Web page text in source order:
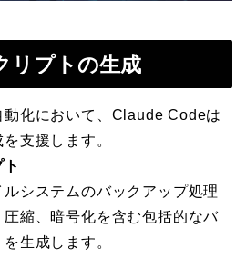
リプトの生成
動化において、Claude Codeは
支援します。
システムのバックアップ処理
縮、暗号化を含む包括的なバ
生成します。